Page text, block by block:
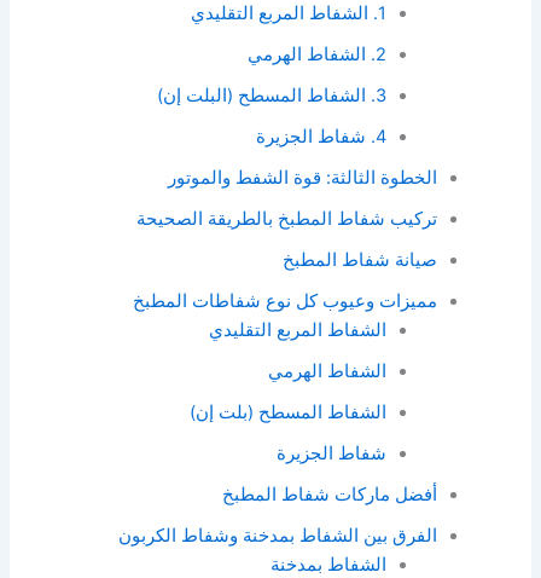
1. الشفاط المربع التقليدي
2. الشفاط الهرمي
3. الشفاط المسطح (البلت إن)
4. شفاط الجزيرة
الخطوة الثالثة: قوة الشفط والموتور
تركيب شفاط المطبخ بالطريقة الصحيحة
صيانة شفاط المطبخ
مميزات وعيوب كل نوع شفاطات المطبخ
الشفاط المربع التقليدي
الشفاط الهرمي
الشفاط المسطح (بلت إن)
شفاط الجزيرة
أفضل ماركات شفاط المطبخ
الفرق بين الشفاط بمدخنة وشفاط الكربون
الشفاط بمدخنة